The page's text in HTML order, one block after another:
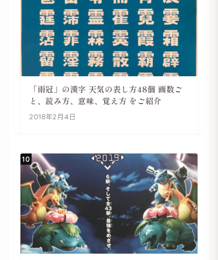
「雨冠」の漢字 天気の表し方48個 画数ご
と、読み方、意味、覚え方 をご紹介
2018年2月4日
10